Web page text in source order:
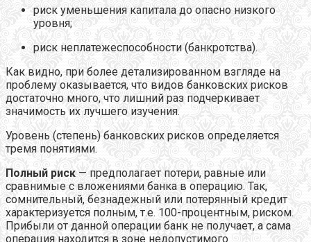
риск уменьшения капитала до опасно низкого
уровня;
риск неплатежеспособности (банкротства).
Как видно, при более детализированном взгляде на
проблему оказывается, что видов банковских рисков
достаточно много, что лишний раз подчеркивает
значимость их лучшего изучения.
Уровень (степень) банковских рисков определяется
тремя понятиями.
Полный риск — предполагает потери, равные или
сравнимые с вложениями банка в операцию. Так,
сомнительный, безнадежный или потерянный кредит
характеризуется полным, т.е. 100-процентным, риском.
Прибыли от данной операции банк не получает, а сама
операция находится в зоне недопустимого